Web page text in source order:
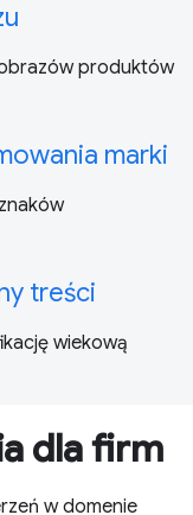
produktów
marki
treści
wiekową
dla firm
w domenie